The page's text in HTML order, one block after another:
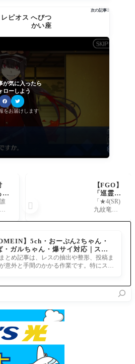
次の記事
ピオス へびつ
かい座
が気に入ったら
ローしよう
をお届けします
】5ch・おーぷん2ちゃん・
・ガルちゃん・爆サイ対応｜スマ
め記事を作れるアプリ FGOのまと
できるまで
とめ記事は、レスの抽出や整形、投稿ま
意外と手間のかかる作業です。特にスマ
ち
、
と
に
【FGO】
「巡霊の
祝祭 第1
2弾」九
デレラエ
リちゃん
が追加！
「★4(SR)
九紋竜エ
ント3騎を
「巡霊の
葉」の交
換対象へ
